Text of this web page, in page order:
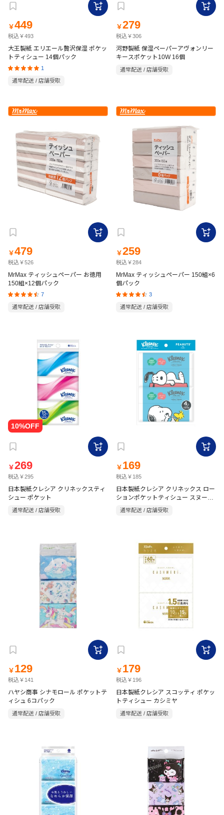
￥449
税込￥493
大王製紙 エリエール贅沢保湿 ポケッ
トティシュー 14個パック
1
通常配送 / 店舗受取
￥279
税込￥306
河野製紙 保湿ペーパーアヴォンリー
キースポケット10W 16個
通常配送 / 店舗受取
￥479
税込￥526
MrMax ティッシュペーパー お徳用
150組×12個パック
7
通常配送 / 店舗受取
￥259
税込￥284
MrMax ティッシュペーパー 150組×6
個パック
3
通常配送 / 店舗受取
￥269
税込￥295
日本製紙クレシア クリネックスティ
シュー ポケット
通常配送 / 店舗受取
￥ 169
税込￥185
日本製紙クレシア クリネックス ロー
ションポケットティシュー スヌーピ
ー
通常配送 / 店舗受取
￥ 129
税込￥141
ハヤシ商事 シナモロール ポケットテ
ィシュ 6コパック
通常配送 / 店舗受取
￥ 179
税込￥196
日本製紙クレシア スコッティ ポケッ
トティシュー カシミヤ
通常配送 / 店舗受取